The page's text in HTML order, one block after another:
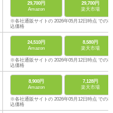
29,700円
Amazon
29,700円
楽天市場
※各社通販サイトの 2026年05月12日時点 での税
込価格
24,510円
Amazon
8,580円
楽天市場
※各社通販サイトの 2026年05月12日時点 での税
込価格
8,900円
Amazon
7,128円
楽天市場
※各社通販サイトの 2026年05月12日時点 での税
込価格